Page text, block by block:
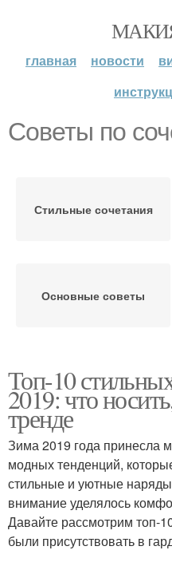
главная новости
Советы по
Стильные сочетания
Основные советы
Практические советы
Топ-10
2019: что
тренде
Зима 2019 года принесла
модных тенденций,
стильные и уютные
внимание уделялось
Давайте рассмотрим топ-
были присутствовать в